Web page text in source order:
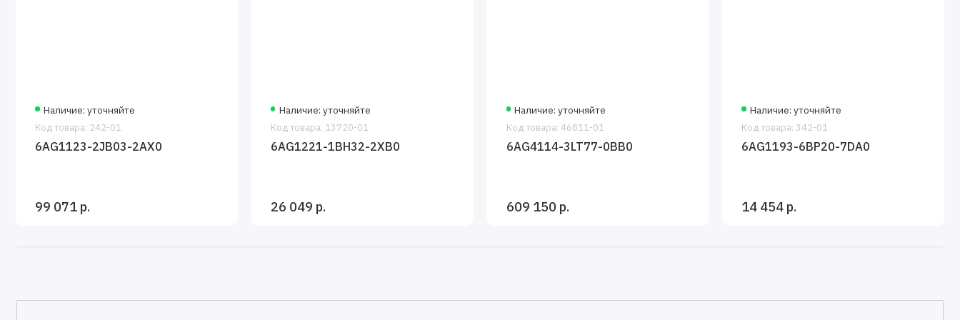
Наличие: уточняйте
Код товара: 242-01
6AG1123-2JB03-2AX0
99 071 р.
Наличие: уточняйте
Код товара: 13720-01
6AG1221-1BH32-2XB0
26 049 р.
Наличие: уточняйте
Код товара: 46811-01
6AG4114-3LT77-0BB0
609 150 р.
Наличие: уточняйте
Код товара: 342-01
6AG1193-6BP20-7DA0
14 454 р.